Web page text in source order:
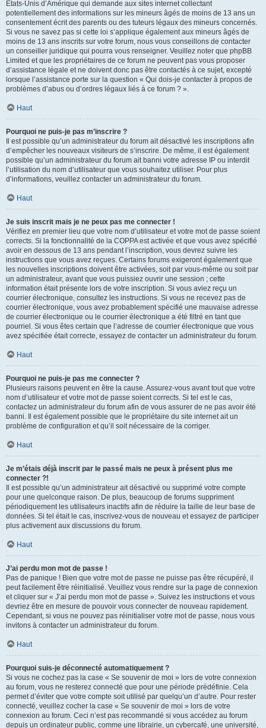
États-Unis d’Amérique qui demande aux sites internet collectant
potentiellement des informations sur les mineurs âgés de moins de 13 ans un
consentement écrit des parents ou des tuteurs légaux des mineurs concernés.
Si vous ne savez pas si cette loi s’applique également aux mineurs âgés de
moins de 13 ans inscrits sur votre forum, nous vous conseillons de contacter
un conseiller juridique qui pourra vous renseigner. Veuillez noter que phpBB
Limited et que les propriétaires de ce forum ne peuvent pas vous proposer
d’assistance légale et ne doivent donc pas être contactés à ce sujet, excepté
lorsque l’assistance porte sur la question « Qui dois-je contacter à propos de
problèmes d’abus ou d’ordres légaux liés à ce forum ? ».
Haut
Pourquoi ne puis-je pas m’inscrire ?
Il est possible qu’un administrateur du forum ait désactivé les inscriptions afin
d’empêcher les nouveaux visiteurs de s’inscrire. De même, il est également
possible qu’un administrateur du forum ait banni votre adresse IP ou interdit
l’utilisation du nom d’utilisateur que vous souhaitez utiliser. Pour plus
d’informations, veuillez contacter un administrateur du forum.
Haut
Je suis inscrit mais je ne peux pas me connecter !
Vérifiez en premier lieu que votre nom d’utilisateur et votre mot de passe soient
corrects. Si la fonctionnalité de la COPPA est activée et que vous avez spécifié
avoir en dessous de 13 ans pendant l’inscription, vous devrez suivre les
instructions que vous avez reçues. Certains forums exigeront également que
les nouvelles inscriptions doivent être activées, soit par vous-même ou soit par
un administrateur, avant que vous puissiez ouvrir une session ; cette
information était présente lors de votre inscription. Si vous aviez reçu un
courrier électronique, consultez les instructions. Si vous ne recevez pas de
courrier électronique, vous avez probablement spécifié une mauvaise adresse
de courrier électronique ou le courrier électronique a été filtré en tant que
pourriel. Si vous êtes certain que l’adresse de courrier électronique que vous
avez spécifiée était correcte, essayez de contacter un administrateur du forum.
Haut
Pourquoi ne puis-je pas me connecter ?
Plusieurs raisons peuvent en être la cause. Assurez-vous avant tout que votre
nom d’utilisateur et votre mot de passe soient corrects. Si tel est le cas,
contactez un administrateur du forum afin de vous assurer de ne pas avoir été
banni. Il est également possible que le propriétaire du site internet ait un
problème de configuration et qu’il soit nécessaire de la corriger.
Haut
Je m’étais déjà inscrit par le passé mais ne peux à présent plus me
connecter ?!
Il est possible qu’un administrateur ait désactivé ou supprimé votre compte
pour une quelconque raison. De plus, beaucoup de forums suppriment
périodiquement les utilisateurs inactifs afin de réduire la taille de leur base de
données. Si tel était le cas, inscrivez-vous de nouveau et essayez de participer
plus activement aux discussions du forum.
Haut
J’ai perdu mon mot de passe !
Pas de panique ! Bien que votre mot de passe ne puisse pas être récupéré, il
peut facilement être réinitialisé. Veuillez vous rendre sur la page de connexion
et cliquer sur « J’ai perdu mon mot de passe ». Suivez les instructions et vous
devriez être en mesure de pouvoir vous connecter de nouveau rapidement.
Cependant, si vous ne pouvez pas réinitialiser votre mot de passe, nous vous
invitons à contacter un administrateur du forum.
Haut
Pourquoi suis-je déconnecté automatiquement ?
Si vous ne cochez pas la case « Se souvenir de moi » lors de votre connexion
au forum, vous ne resterez connecté que pour une période prédéfinie. Cela
permet d’éviter que votre compte soit utilisé par quelqu’un d’autre. Pour rester
connecté, veuillez cocher la case « Se souvenir de moi » lors de votre
connexion au forum. Ceci n’est pas recommandé si vous accédez au forum
depuis un ordinateur public, comme une librairie, un cybercafé, une université,